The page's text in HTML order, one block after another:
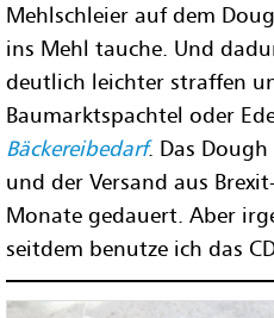
Mehlschleier auf dem
ins Mehl tauche. Und
deutlich leichter straffen
Baumarktspachtel oder
Bäckereibedarf. Das
und der Versand aus
Monate gedauert. Aber
seitdem benutze ich das